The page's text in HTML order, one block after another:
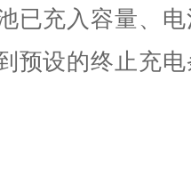
已充入容量、
预设的终止充